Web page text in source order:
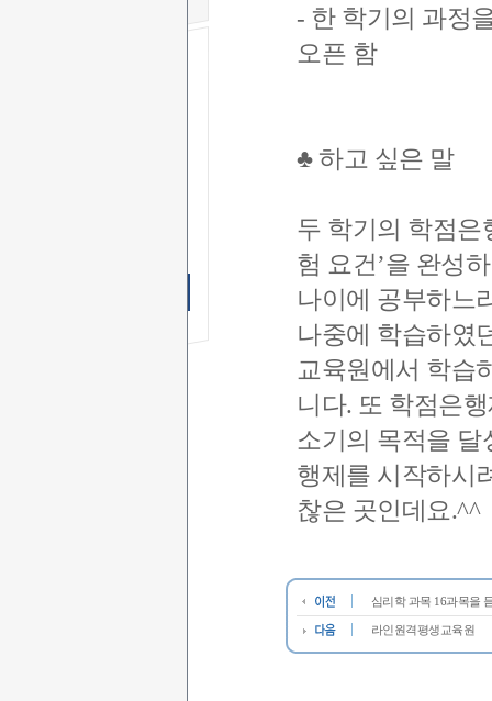
- 한 학기의 과정
오픈 함
♣ 하고 싶은 말
두 학기의 학점은
험 요건’을 완성
나이에 공부하느
나중에 학습하였
교육원에서 학습
니다. 또 학점은
소기의 목적을 달
행제를 시작하시
찮은 곳인데요.^^
심리학 과목 16과목을
라인원격평생교육원